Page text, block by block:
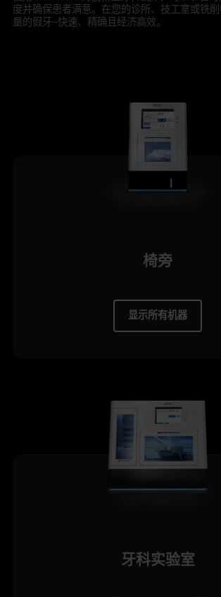
度并确保患者满意。在您的诊所、技工室或铣
量的假牙--快速、精确且经济高效。
椅旁
显示所有机器
牙科实验室